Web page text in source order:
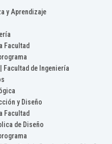
y Aprendizaje
Facultad
Facultad de Ingeniería
y Diseño
Facultad
de Diseño